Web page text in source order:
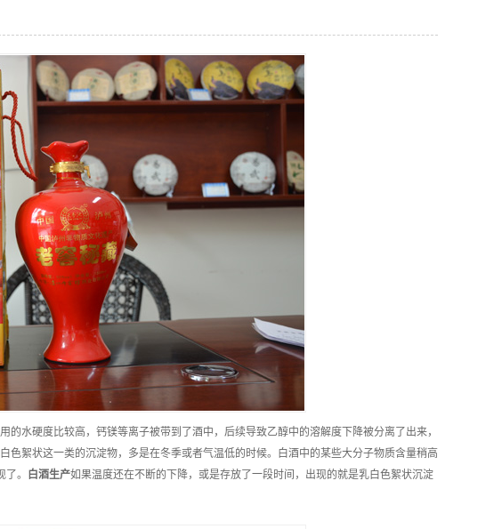
水硬度比较高，钙镁等离子被带到了酒中，后续导致乙醇中的溶解度下降被分离了出来，
色絮状这一类的沉淀物，多是在冬季或者气温低的时候。白酒中的某些大分子物质含量稍高
。
白酒生产如果温度还在不断的下降，或是存放了一段时间，出现的就是乳白色絮状沉淀